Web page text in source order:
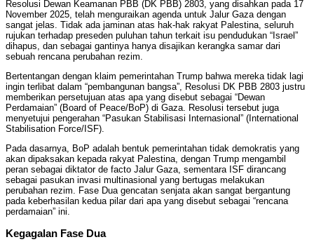
Resolusi Dewan Keamanan PBB (DK PBB) 2803, yang disahkan pada 17
November 2025, telah menguraikan agenda untuk Jalur Gaza dengan
sangat jelas. Tidak ada jaminan atas hak-hak rakyat Palestina, seluruh
rujukan terhadap preseden puluhan tahun terkait isu pendudukan “Israel”
dihapus, dan sebagai gantinya hanya disajikan kerangka samar dari
sebuah rencana perubahan rezim.
Bertentangan dengan klaim pemerintahan Trump bahwa mereka tidak lagi
ingin terlibat dalam “pembangunan bangsa”, Resolusi DK PBB 2803 justru
memberikan persetujuan atas apa yang disebut sebagai “Dewan
Perdamaian” (Board of Peace/BoP) di Gaza. Resolusi tersebut juga
menyetujui pengerahan “Pasukan Stabilisasi Internasional” (International
Stabilisation Force/ISF).
Pada dasarnya, BoP adalah bentuk pemerintahan tidak demokratis yang
akan dipaksakan kepada rakyat Palestina, dengan Trump mengambil
peran sebagai diktator de facto Jalur Gaza, sementara ISF dirancang
sebagai pasukan invasi multinasional yang bertugas melakukan
perubahan rezim. Fase Dua gencatan senjata akan sangat bergantung
pada keberhasilan kedua pilar dari apa yang disebut sebagai “rencana
perdamaian” ini.
Kegagalan Fase Dua